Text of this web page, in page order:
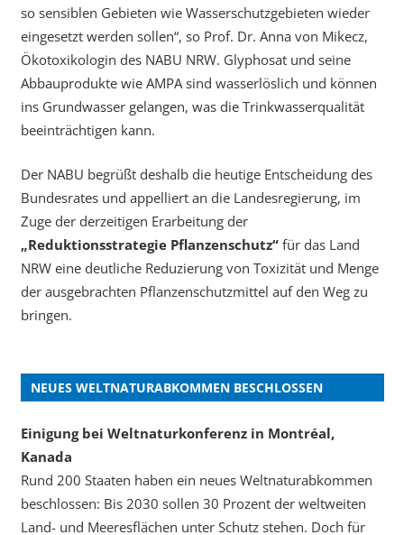
so sensiblen Gebieten wie Wasserschutzgebieten wieder
eingesetzt werden sollen“, so Prof. Dr. Anna von Mikecz,
Ökotoxikologin des NABU NRW. Glyphosat und seine
Abbauprodukte wie AMPA sind wasserlöslich und können
ins Grundwasser gelangen, was die Trinkwasserqualität
beeinträchtigen kann.
Der NABU begrüßt deshalb die heutige Entscheidung des
Bundesrates und appelliert an die Landesregierung, im
Zuge der derzeitigen Erarbeitung der
„Reduktionsstrategie Pflanzenschutz“für das Land
NRW eine deutliche Reduzierung von Toxizität und Menge
der ausgebrachten Pflanzenschutzmittel auf den Weg zu
bringen.
NEUES WELTNATURABKOMMEN BESCHLOSSEN
Einigung bei Weltnaturkonferenz in Montréal,
Kanada
Rund 200 Staaten haben ein neues Weltnaturabkommen
beschlossen: Bis 2030 sollen 30 Prozent der weltweiten
Land- und Meeresflächen unter Schutz stehen. Doch für